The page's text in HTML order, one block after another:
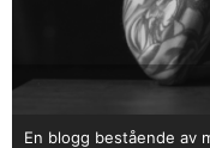
En blogg bestående av